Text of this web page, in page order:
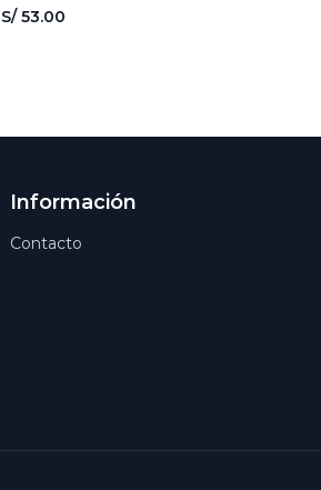
S/ 53.00
Información
Contacto